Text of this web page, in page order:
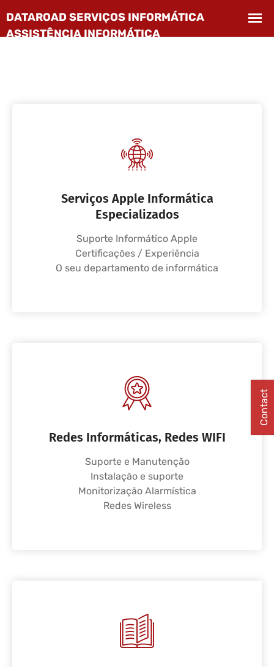
Serviços Apple Informática
Especializados
Suporte Informático Apple
Certificações / Experiência
O seu departamento de informática
Redes Informáticas, Redes WIFI
Suporte e Manutenção
Instalação e suporte
Monitorização Alarmística
Redes Wireless
Contact